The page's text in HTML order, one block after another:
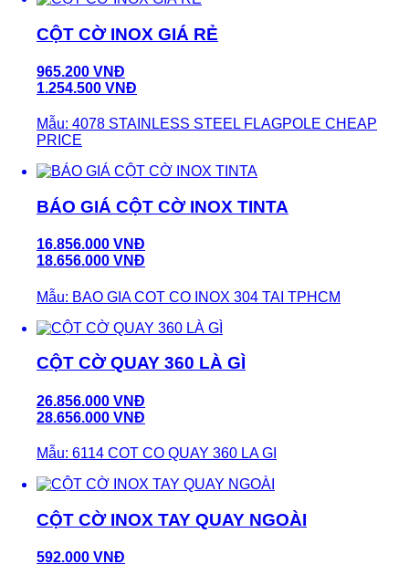
CỘT CỜ INOX GIÁ RẺ
965.200 VNĐ
1.254.500 VNĐ
Mẫu: 4078 STAINLESS STEEL FLAGPOLE CHEAP
PRICE
BÁO GIÁ CỘT CỜ INOX TINTA
16.856.000 VNĐ
18.656.000 VNĐ
Mẫu: BAO GIA COT CO INOX 304 TAI TPHCM
CỘT CỜ QUAY 360 LÀ GÌ
26.856.000 VNĐ
28.656.000 VNĐ
Mẫu: 6114 COT CO QUAY 360 LA GI
CỘT CỜ INOX TAY QUAY NGOÀI
592.000 VNĐ